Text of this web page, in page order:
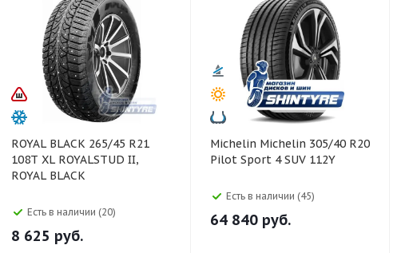
ROYAL BLACK 265/45 R21
108T XL ROYALSTUD II,
ROYAL BLACK
Есть в наличии (20)
8 625 руб.
Michelin Michelin 305/40 R20
Pilot Sport 4 SUV 112Y
Есть в наличии (45)
64 840 руб.